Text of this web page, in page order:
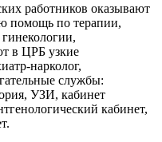
работников оказывают
помощь по терапии,
в ЦРБ узкие
нарколог,
службы:
УЗИ, кабинет
кабинет,